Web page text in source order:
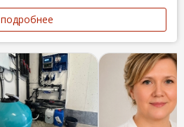
подробнее